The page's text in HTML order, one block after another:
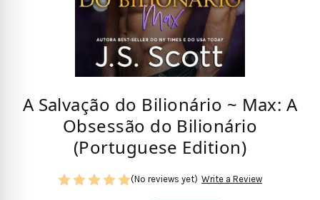
A Salvação do Bilionário ~ Max: A
Obsessão do Bilionário
(Portuguese Edition)
(No reviews yet) Write a Review